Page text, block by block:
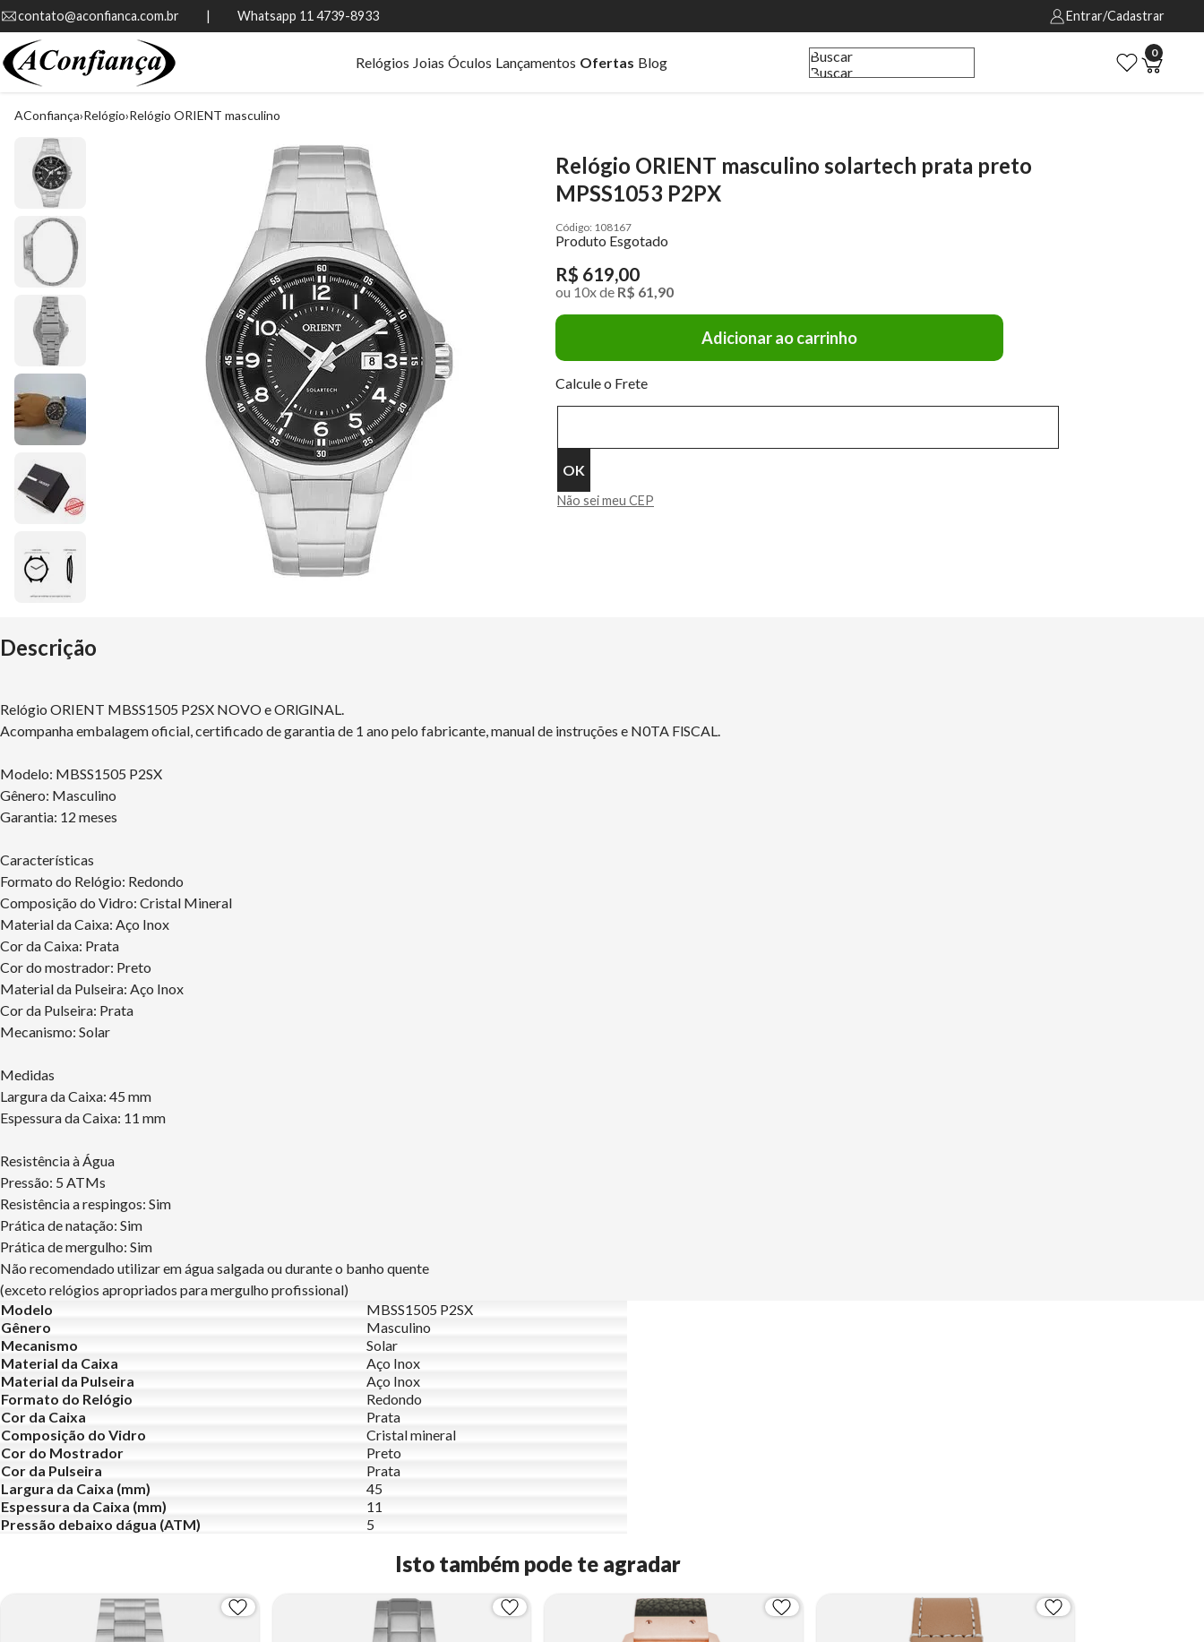
contato@aconfianca.com.br          |          Whatsapp 11 4739-8933 Entrar/Cadastrar
Relógios Joias Óculos Lançamentos Ofertas Blog
Buscar
Buscar
0
AConfiança Relógio Relógio ORIENT masculino
Relógio ORIENT masculino solartech prata preto
MPSS1053 P2PX
108167
Produto Esgotado
R$ 619,00
ou 10xde R$ 61,90
Adicionar ao carrinho
Calcule o Frete
Não sei meu CEP
Descrição
Relógio ORIENT MBSS1505 P2SX NOVO e ORlGlNAL.
Acompanha embalagem oficial, certificado de garantia de 1 ano pelo fabricante, manual de instruções e N0TA FlSCAL.
Modelo: MBSS1505 P2SX
Gênero: Masculino
Garantia: 12 meses
Características
Formato do Relógio: Redondo
Composição do Vidro: Cristal Mineral
Material da Caixa: Aço Inox
Cor da Caixa: Prata
Cor do mostrador: Preto
Material da Pulseira: Aço Inox
Cor da Pulseira: Prata
Mecanismo: Solar
Medidas
Largura da Caixa: 45 mm
Espessura da Caixa: 11 mm
Resistência à Água
Pressão: 5 ATMs
Resistência a respingos: Sim
Prática de natação: Sim
Prática de mergulho: Sim
Não recomendado utilizar em água salgada ou durante o banho quente
(exceto relógios apropriados para mergulho profissional)
Modelo
MBSS1505 P2SX
Gênero
Masculino
Mecanismo
Solar
Material da Caixa
Aço Inox
Material da Pulseira
Aço Inox
Formato do Relógio
Redondo
Cor da Caixa
Prata
Composição do Vidro
Cristal mineral
Cor do Mostrador
Preto
Cor da Pulseira
Prata
Largura da Caixa (mm)
45
Espessura da Caixa (mm)
11
Pressão debaixo dágua (ATM)
5
Isto também pode te agradar